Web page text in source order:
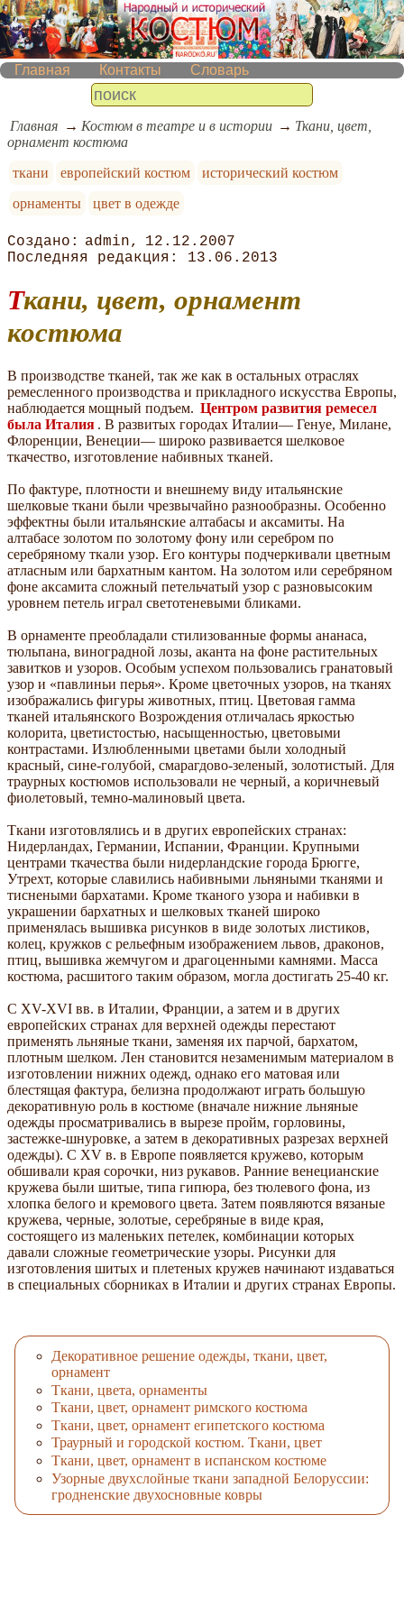
Главная Контакты Словарь
Главная Костюм в театре и в истории
Ткани, цвет,
орнамент костюма
ткани
европейский костюм
исторический костюм
орнаменты
цвет в одежде
admin
12.12.2007
13.06.2013
Ткани, цвет, орнамент
костюма
В производстве тканей, так же как в остальных отраслях
ремесленного производства и прикладного искусства Европы,
наблюдается мощный подъем. Центром развития ремесел
была Италия . В развитых городах Италии— Генуе, Милане,
Флоренции, Венеции— широко развивается шелковое
ткачество, изготовление набивных тканей.
По фактуре, плотности и внешнему виду итальянские
шелковые ткани были чрезвычайно разнообразны. Особенно
эффектны были итальянские алтабасы и аксамиты. На
алтабасе золотом по золотому фону или серебром по
серебряному ткали узор. Его контуры подчеркивали цветным
атласным или бархатным кантом. На золотом или серебряном
фоне аксамита сложный петельчатый узор с разновысоким
уровнем петель играл светотеневыми бликами.
В орнаменте преобладали стилизованные формы ананаса,
тюльпана, виноградной лозы, аканта на фоне растительных
завитков и узоров. Особым успехом пользовались гранатовый
узор и «павлиньи перья». Кроме цветочных узоров, на тканях
изображались фигуры животных, птиц. Цветовая гамма
тканей итальянского Возрождения отличалась яркостью
колорита, цветистостью, насыщенностью, цветовыми
контрастами. Излюбленными цветами были холодный
красный, сине-голубой, смарагдово-зеленый, золотистый. Для
траурных костюмов использовали не черный, а коричневый
фиолетовый, темно-малиновый цвета.
Ткани изготовлялись и в других европейских странах:
Нидерландах, Германии, Испании, Франции. Крупными
центрами ткачества были нидерландские города Брюгге,
Утрехт, которые славились набивными льняными тканями и
тиснеными бархатами. Кроме тканого узора и набивки в
украшении бархатных и шелковых тканей широко
применялась вышивка рисунков в виде золотых листиков,
колец, кружков с рельефным изображением львов, драконов,
птиц, вышивка жемчугом и драгоценными камнями. Масса
костюма, расшитого таким образом, могла достигать 25-40 кг.
С XV-XVI вв. в Италии, Франции, а затем и в других
европейских странах для верхней одежды перестают
применять льняные ткани, заменяя их парчой, бархатом,
плотным шелком. Лен становится незаменимым материалом в
изготовлении нижних одежд, однако его матовая или
блестящая фактура, белизна продолжают играть большую
декоративную роль в костюме (вначале нижние льняные
одежды просматривались в вырезе пройм, горловины,
застежке-шнуровке, а затем в декоративных разрезах верхней
одежды). С XV в. в Европе появляется кружево, которым
обшивали края сорочки, низ рукавов. Ранние венецианские
кружева были шитые, типа гипюра, без тюлевого фона, из
хлопка белого и кремового цвета. Затем появляются вязаные
кружева, черные, золотые, серебряные в виде края,
состоящего из маленьких петелек, комбинации которых
давали сложные геометрические узоры. Рисунки для
изготовления шитых и плетеных кружев начинают издаваться
в специальных сборниках в Италии и других странах Европы.
Декоративное решение одежды, ткани, цвет,
орнамент
Ткани, цвета, орнаменты
Ткани, цвет, oрнамент римского костюма
Ткани, цвет, орнамент египетского костюма
Траурный и городской костюм. Ткани, цвет
Ткани, цвет, орнамент в испанском костюме
Узорные двухслойные ткани западной Белоруссии:
гродненские двухосновные ковры